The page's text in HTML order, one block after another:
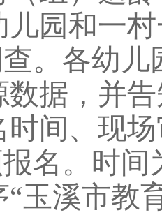
儿园和一
。各幼儿
数据，并
时间、现
名。时间
“玉溪市教